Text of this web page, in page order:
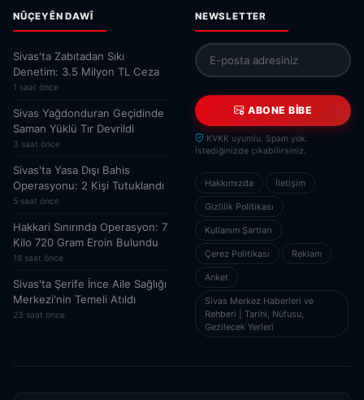
NÛÇEYÊN DAWÎ
Sivas'ta Zabıtadan Sıkı
Denetim: 3.5 Milyon TL Ceza
1 saat önce
Sivas Yağdonduran Geçidinde
Saman Yüklü Tır Devrildi
3 saat önce
Sivas'ta Yasa Dışı Bahis
Operasyonu: 2 Kişi Tutuklandı
5 saat önce
Hakkari Sınırında Operasyon: 7
Kilo 720 Gram Eroin Bulundu
18 saat önce
Sivas'ta Şerife İnce Aile Sağlığı
Merkezi'nin Temeli Atıldı
23 saat önce
NEWSLETTER
ABONE BIBE
KVKK uyumlu. Spam yok.
İstediğinizde çıkabilirsiniz.
Hakkımızda İletişim
Gizlilik Politikası
Kullanım Şartları
Çerez Politikası Reklam
Anket
Sivas Merkez Haberleri ve
Rehberi | Tarihi, Nüfusu,
Gezilecek Yerleri